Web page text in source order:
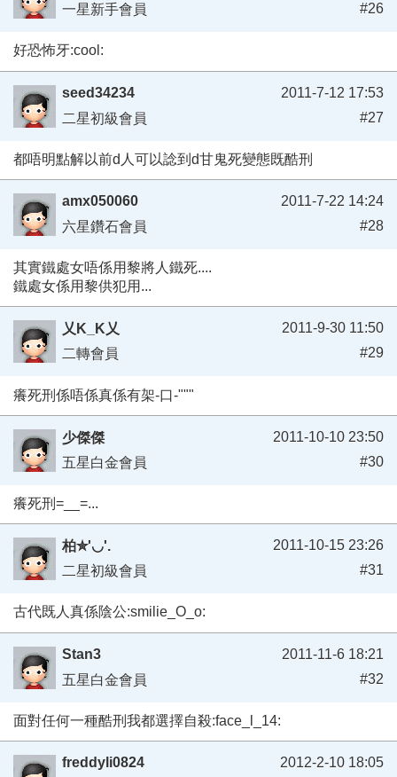
一星新手會員
#26
好恐怖牙:cool:
seed34234
二星初級會員
2011-7-12 17:53
#27
都唔明點解以前d人可以諗到d甘鬼死變態既酷刑
amx050060
六星鑽石會員
2011-7-22 14:24
#28
其實鐵處女唔係用黎將人鐵死....
鐵處女係用黎供犯用...
乂K_K乂
二轉會員
2011-9-30 11:50
#29
癢死刑係唔係真係有架-口-"""
少傑傑
五星白金會員
2011-10-10 23:50
#30
癢死刑=__=...
柏✮'◡'.
二星初級會員
2011-10-15 23:26
#31
古代既人真係陰公:smilie_O_o:
Stan3
五星白金會員
2011-11-6 18:21
#32
面對任何一種酷刑我都選擇自殺:face_l_14:
freddyli0824
2012-2-10 18:05